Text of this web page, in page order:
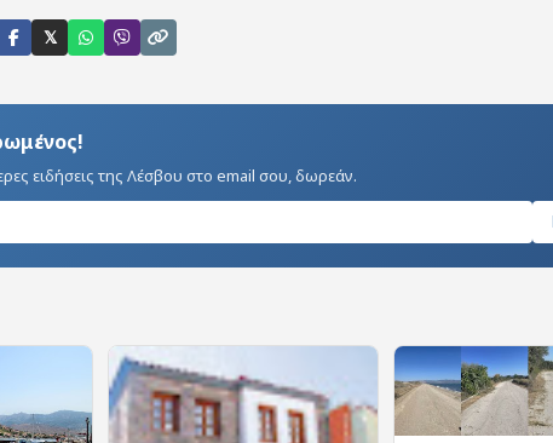
𝕏
ειδήσεις της Λέσβου στο email σου, δωρεάν.